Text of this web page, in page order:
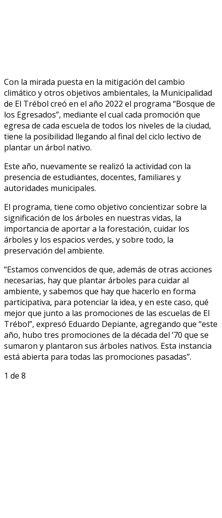
Con la mirada puesta en la mitigación del cambio
climático y otros objetivos ambientales, la Municipalidad
de El Trébol creó en el año 2022 el programa “Bosque de
los Egresados”, mediante el cual cada promoción que
egresa de cada escuela de todos los niveles de la ciudad,
tiene la posibilidad llegando al final del ciclo lectivo de
plantar un árbol nativo.
Este año, nuevamente se realizó la actividad con la
presencia de estudiantes, docentes, familiares y
autoridades municipales.
El programa, tiene como objetivo concientizar sobre la
significación de los árboles en nuestras vidas, la
importancia de aportar a la forestación, cuidar los
árboles y los espacios verdes, y sobre todo, la
preservación del ambiente.
“Estamos convencidos de que, además de otras acciones
necesarias, hay que plantar árboles para cuidar al
ambiente, y sabemos que hay que hacerlo en forma
participativa, para potenciar la idea, y en este caso, qué
mejor que junto a las promociones de las escuelas de El
Trébol”, expresó Eduardo Depiante, agregando que “este
año, hubo tres promociones de la década del ’70 que se
sumaron y plantaron sus árboles nativos. Esta instancia
está abierta para todas las promociones pasadas”.
1 de 8